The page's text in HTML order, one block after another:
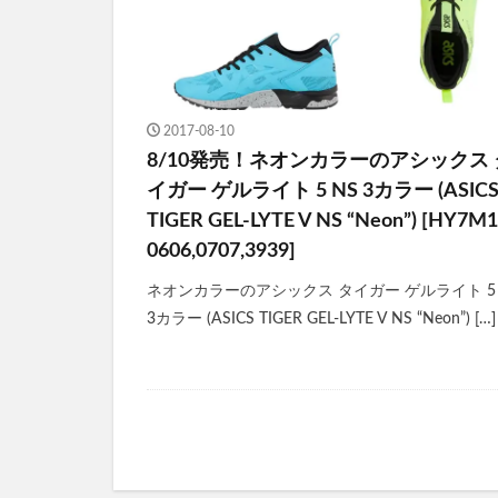
2017-08-10
8/10発売！ネオンカラーのアシックス
イガー ゲルライト 5 NS 3カラー (ASICS
TIGER GEL-LYTE V NS “Neon”)
0606,0707,3939]
ネオンカラーのアシックス タイガー ゲルライト 5
3カラー (ASICS TIGER GEL-LYTE V NS “Neon”) […]